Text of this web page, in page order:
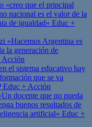
«creo que el principal
nacional es el valor de la
de igualdad» Educ +
«Hacemos Argentina es
la generación de
Acción
el sistema educativo hay
que se va
Educ + Acción
docente que no pueda
buenos resultados de
artificial» Educ +